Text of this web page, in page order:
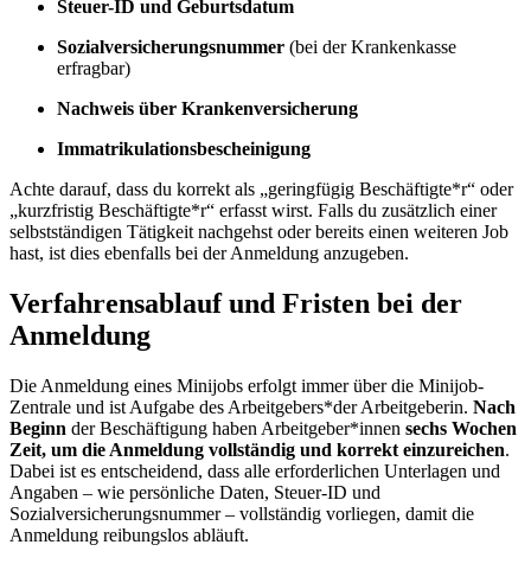
Steuer-ID und Geburtsdatum
Sozialversicherungsnummer (bei der Krankenkasse
erfragbar)
Nachweis über Krankenversicherung
Immatrikulationsbescheinigung
Achte darauf, dass du korrekt als „geringfügig Beschäftigte*r“ oder
„kurzfristig Beschäftigte*r“ erfasst wirst. Falls du zusätzlich einer
selbstständigen Tätigkeit nachgehst oder bereits einen weiteren Job
hast, ist dies ebenfalls bei der Anmeldung anzugeben.
Verfahrensablauf und Fristen bei der
Anmeldung
Die Anmeldung eines Minijobs erfolgt immer über die Minijob-
Zentrale und ist Aufgabe des Arbeitgebers*der Arbeitgeberin. Nach
Beginn der Beschäftigung haben Arbeitgeber*innen sechs Wochen
Zeit, um die Anmeldung vollständig und korrekt einzureichen.
Dabei ist es entscheidend, dass alle erforderlichen Unterlagen und
Angaben – wie persönliche Daten, Steuer-ID und
Sozialversicherungsnummer – vollständig vorliegen, damit die
Anmeldung reibungslos abläuft.